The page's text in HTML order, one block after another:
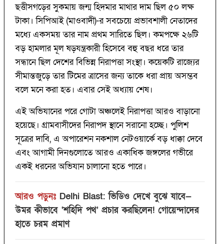
ছত্তীসগড়ের সুকমায় জন্ম হিদমার মাথার দাম ছিল ৫০ লক্ষ
টাকা। সিপিআই (মাওবাদী)-র সবচেয়ে প্রভাবশালী নেতাদের
মধ্যে একসময় তার নাম প্রথম সারিতে ছিল। কমপক্ষে ২৬টি
বড় হামলার মূল ষড়যন্ত্রকারী হিসেবে বহু বছর ধরে তার
সন্ধানে ছিল দেশের বিভিন্ন নিরাপত্তা সংস্থা। কয়েকটি রাজ্যের
সীমান্তজুড়ে তার টিমের ত্রাসের জন্য তাকে ধরা প্রায় অসম্ভব
বলে মনে করা হত। এবার সেই অধ্যায় শেষ।
এই অভিযানের পরে গোটা অঞ্চলেই নিরাপত্তা আরও বাড়ানো
হয়েছে। গ্রামবাসীদের নিরাপদ স্থানে সরানো হচ্ছে। পুলিশ
সূত্রের দাবি, এ অপারেশন নকশাল নেটওয়ার্কে বড় ধাক্কা দেবে
এবং আগামী দিনগুলোতে আরও একাধিক জঙ্গলের গভীরে
একই ধরনের অভিযান চালানো হতে পারে।
আরও পড়ুনঃ Delhi Blast: ভিডিও দেখে বুঝে যাবে—
উমর কীভাবে ‘শহিদি পথ’ প্রচার করছিলেন! গোয়েন্দাদের
হাতে চরম প্রমাণ